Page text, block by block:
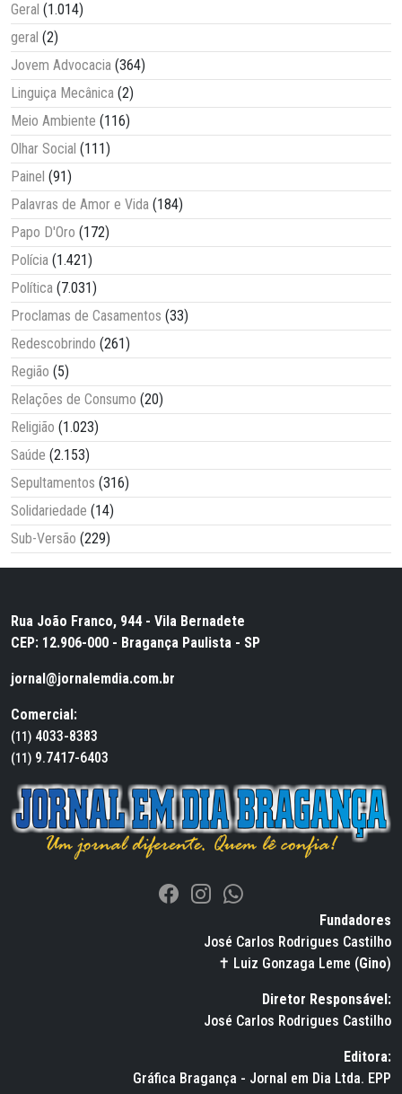
Geral (1.014)
geral (2)
Jovem Advocacia (364)
Linguiça Mecânica (2)
Meio Ambiente (116)
Olhar Social (111)
Painel (91)
Palavras de Amor e Vida (184)
Papo D'Oro (172)
Polícia (1.421)
Política (7.031)
Proclamas de Casamentos (33)
Redescobrindo (261)
Região (5)
Relações de Consumo (20)
Religião (1.023)
Saúde (2.153)
Sepultamentos (316)
Solidariedade (14)
Sub-Versão (229)
Rua João Franco, 944 - Vila Bernadete
CEP: 12.906-000 - Bragança Paulista - SP
jornal@jornalemdia.com.br
Comercial:
(11) 4033-8383
(11) 9.7417-6403
Fundadores
José Carlos Rodrigues Castilho
✝ Luiz Gonzaga Leme (Gino)
Diretor Responsável:
José Carlos Rodrigues Castilho
Editora:
Gráfica Bragança - Jornal em Dia Ltda. EPP